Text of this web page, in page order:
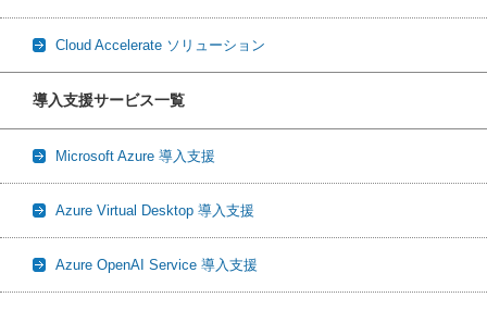
Cloud Accelerate ソリューション
導入支援サービス一覧
Microsoft Azure 導入支援
Azure Virtual Desktop 導入支援
Azure OpenAI Service 導入支援